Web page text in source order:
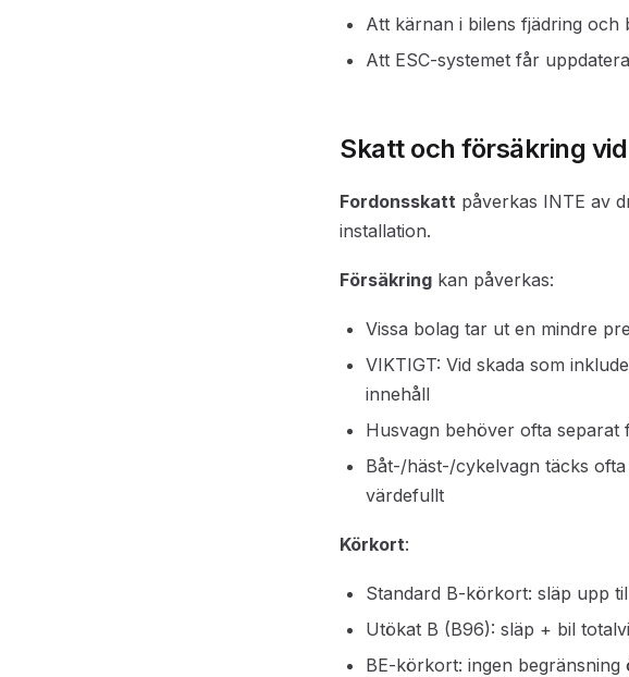
Att kärnan i bilens fjädring och
Att ESC-systemet får
Skatt och försäkring
Fordonsskatt påverkas INTE av
installation.
Försäkring kan påverkas:
Vissa bolag tar ut en mindre
VIKTIGT: Vid skada som
innehåll
Husvagn behöver ofta
Båt-/häst-/cykelvagn täcks
värdefullt
Körkort:
Standard B-körkort: släp upp
Utökat B (B96): släp + bil
BE-körkort: ingen